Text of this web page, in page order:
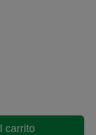
carrito